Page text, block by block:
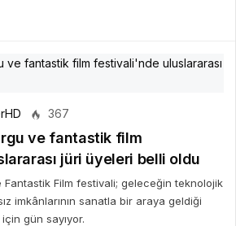
367
ve fantastik film
jüri üyeleri belli oldu
Fantastik Film festivali; geleceğin teknolojik
imkânlarının sanatla bir araya geldiği
gün sayıyor.